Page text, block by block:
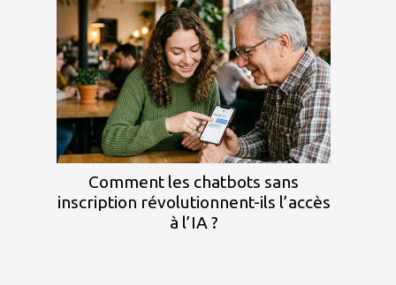
Comment les chatbots sans
inscription révolutionnent-ils l’accès
à l’IA ?